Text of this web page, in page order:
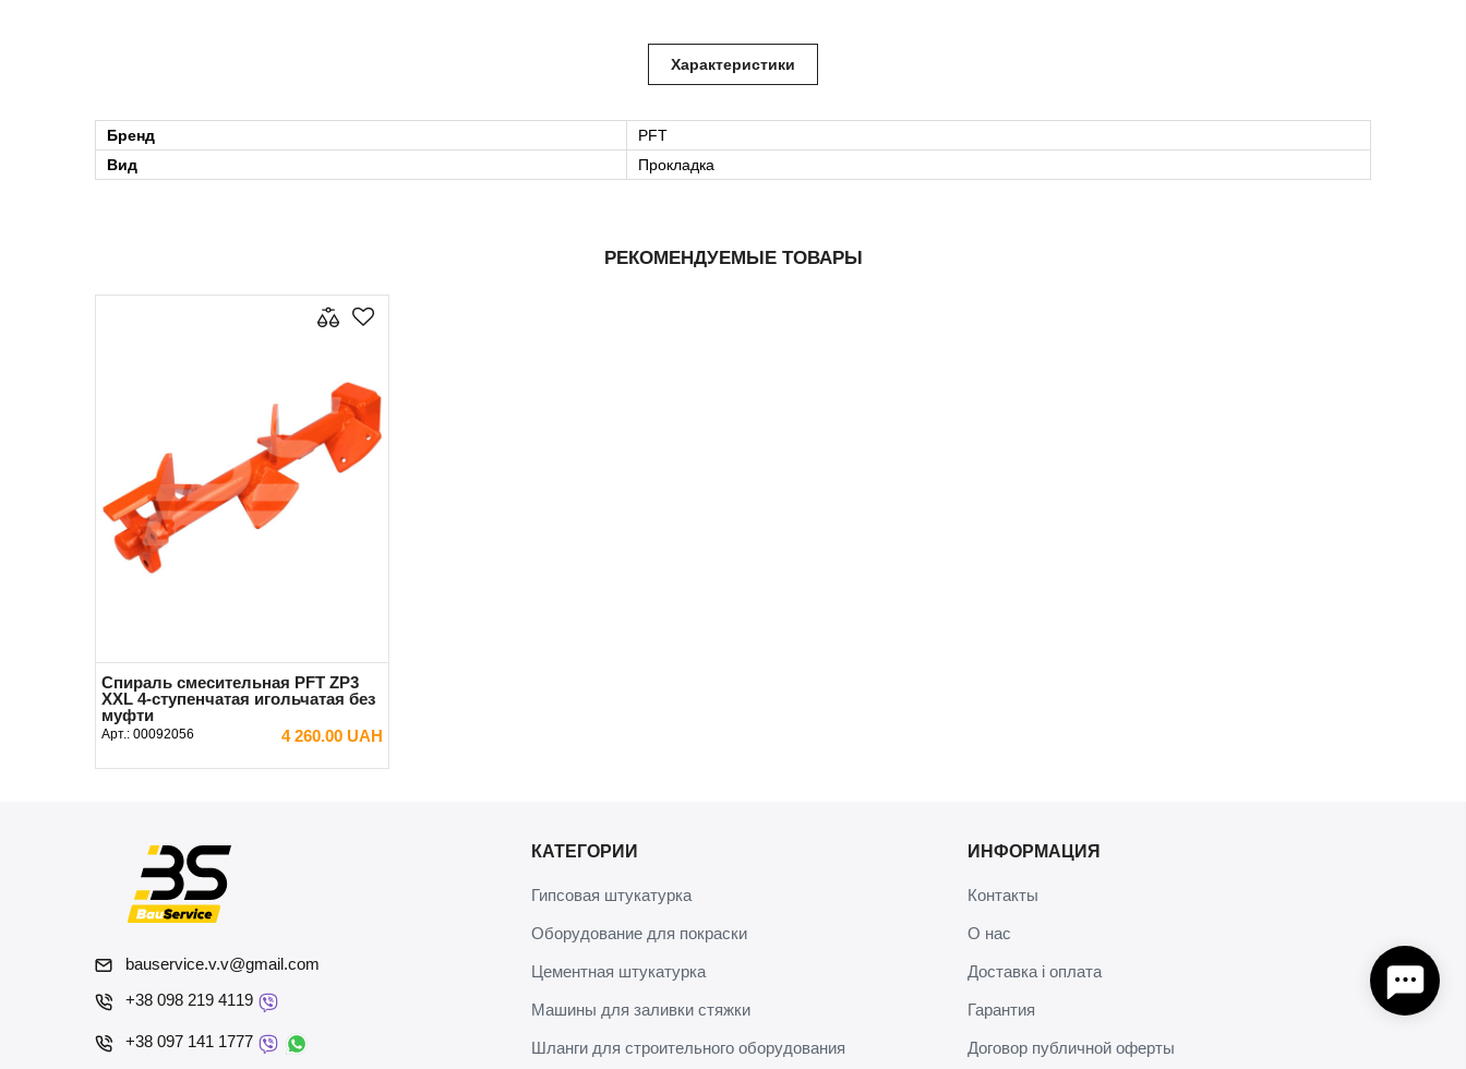
Характеристики
Бренд
PFT
Вид
Прокладка
РЕКОМЕНДУЕМЫЕ ТОВАРЫ
Спираль смесительная PFT ZP3
ХХL 4-ступенчатая игольчатая без
муфти
Арт.: 00092056 4 260.00 UAH
В КОРЗИНУ
bauservice.v.v@gmail.com
+38 098 219 4119
+38 097 141 1777
КАТЕГОРИИ
Гипсовая штукатурка
Оборудование для покраски
Цементная штукатурка
Машины для заливки стяжки
Шланги для строительного оборудования
ИНФОРМАЦИЯ
Контакты
О нас
Доставка і оплата
Гарантия
Договор публичной оферты